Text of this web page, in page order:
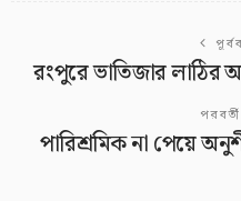
রংপুরে ভাতিজার লাঠির
পারিশ্রমিক না পেয়ে